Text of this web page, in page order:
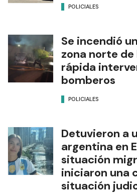
POLICIALES
Se incendió
zona norte
rápida
bomberos
POLICIALES
Detuvieron a
argentina en
situación
iniciaron una
situación